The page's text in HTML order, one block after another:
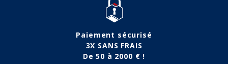
Paiement sécurisé
3X SANS FRAIS
De 50 à 2000 € !